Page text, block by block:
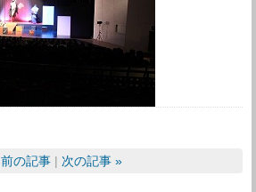
前の記事 次の記事 »